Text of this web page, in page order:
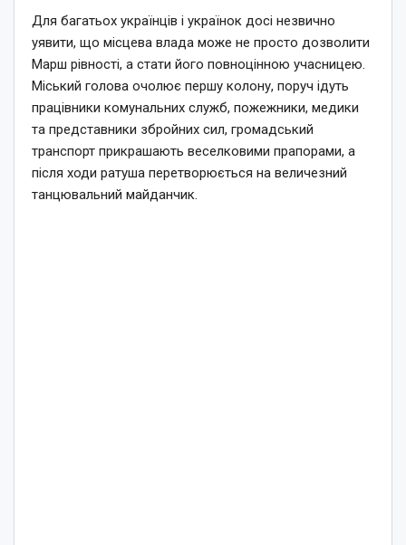
Для багатьох українців і українок досі незвично
уявити, що місцева влада може не просто дозволити
Марш рівності, а стати його повноцінною учасницею.
Міський голова очолює першу колону, поруч ідуть
працівники комунальних служб, пожежники, медики
та представники збройних сил, громадський
транспорт прикрашають веселковими прапорами, а
після ходи ратуша перетворюється на величезний
танцювальний майданчик.